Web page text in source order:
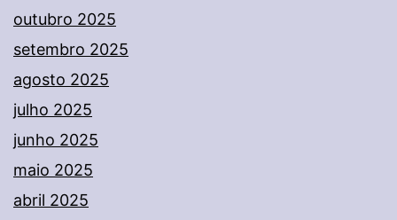
outubro 2025
setembro 2025
agosto 2025
julho 2025
junho 2025
maio 2025
abril 2025